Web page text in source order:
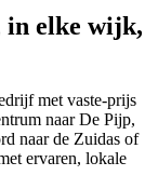
in elke wijk,
met vaste-prijs
naar De Pijp,
naar de Zuidas of
ervaren, lokale